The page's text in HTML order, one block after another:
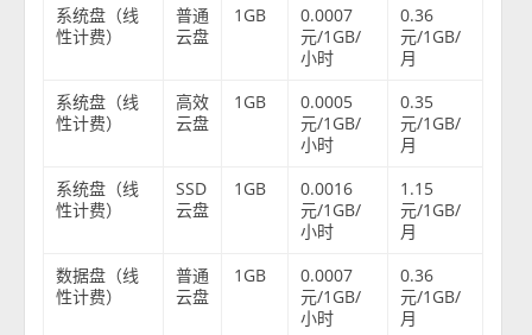
系统盘（线
性计费）
普通
云盘
1GB
0.0007
元/1GB/
小时
0.36
元/1GB/
月
系统盘（线
性计费）
高效
云盘
1GB
0.0005
元/1GB/
小时
0.35
元/1GB/
月
系统盘（线
性计费）
SSD
云盘
1GB
0.0016
元/1GB/
小时
1.15
元/1GB/
月
数据盘（线
性计费）
普通
云盘
1GB
0.0007
元/1GB/
小时
0.36
元/1GB/
月